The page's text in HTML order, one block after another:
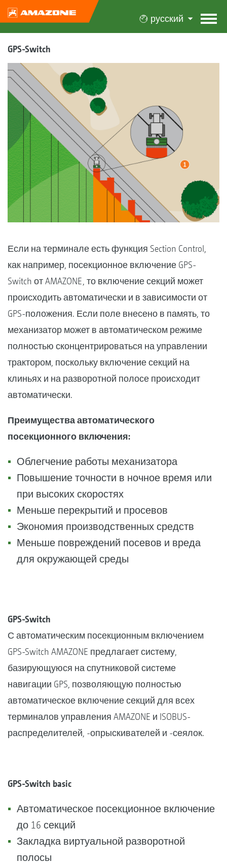
русский
GPS-Switch
Если на терминале есть функция Section Control,
как например, посекционное включение GPS-
Switch от AMAZONE, то включение секций может
происходить автоматически и в зависимости от
GPS-положения. Если поле внесено в память, то
механизатор может в автоматическом режиме
полностью сконцентрироваться на управлении
трактором, поскольку включение секций на
клиньях и на разворотной полосе происходит
автоматически.
Преимущества автоматического
посекционного включения:
Облегчение работы механизатора
Повышение точности в ночное время или
при высоких скоростях
Меньше перекрытий и просевов
Экономия производственных средств
Меньше повреждений посевов и вреда
для окружающей среды
GPS-Switch
С автоматическим посекционным включением
GPS-Switch AMAZONE предлагает систему,
базирующуюся на спутниковой системе
навигации GPS, позволяющую полностью
автоматическое включение секций для всех
терминалов управления AMAZONE и ISOBUS-
распределителей, -опрыскивателей и -сеялок.
GPS-Switch basic
Автоматическое посекционное включение
до 16 секций
Закладка виртуальной разворотной
полосы